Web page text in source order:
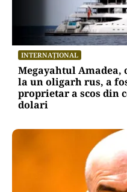
INTERNAȚIONAL
Megayahtul Amadea,
la un oligarh rus, a
proprietar a scos din
dolari